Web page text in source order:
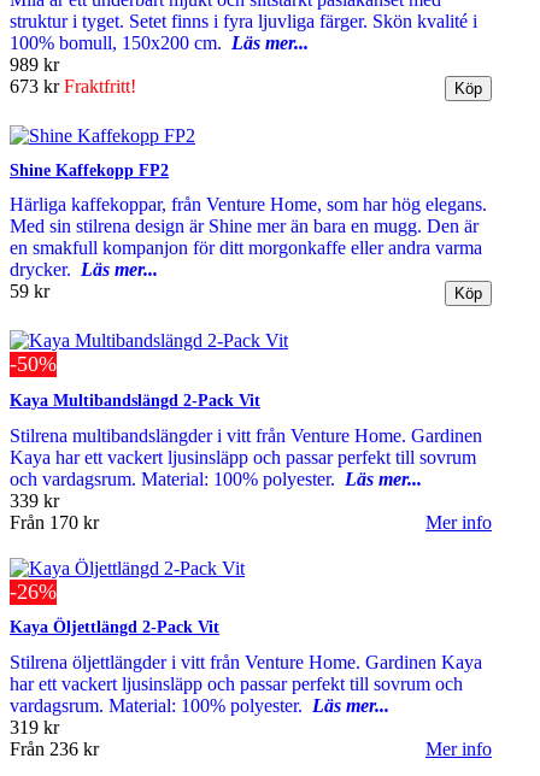
struktur i tyget. Setet finns i fyra ljuvliga färger. Skön kvalité i
100% bomull, 150x200 cm. Läs mer...
989 kr
673 krFraktfritt!
Shine Kaffekopp FP2
Härliga kaffekoppar, från Venture Home, som har hög elegans.
Med sin stilrena design är Shine mer än bara en mugg. Den är
en smakfull kompanjon för ditt morgonkaffe eller andra varma
drycker. Läs mer...
59 kr
-50%
Kaya Multibandslängd 2-Pack Vit
Stilrena multibandslängder i vitt från Venture Home. Gardinen
Kaya har ett vackert ljusinsläpp och passar perfekt till sovrum
och vardagsrum. Material: 100% polyester. Läs mer...
339 kr
Från 170 kr Mer info
-26%
Kaya Öljettlängd 2-Pack Vit
Stilrena öljettlängder i vitt från Venture Home. Gardinen Kaya
har ett vackert ljusinsläpp och passar perfekt till sovrum och
vardagsrum. Material: 100% polyester. Läs mer...
319 kr
Från 236 kr Mer info